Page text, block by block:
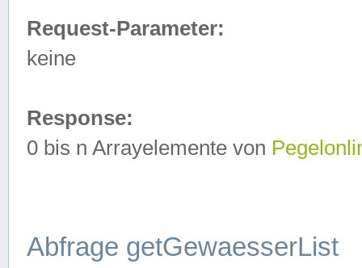
Request-Parameter:
keine
Response:
0 bis n Arrayelemente von
Abfrage getGewaesserList